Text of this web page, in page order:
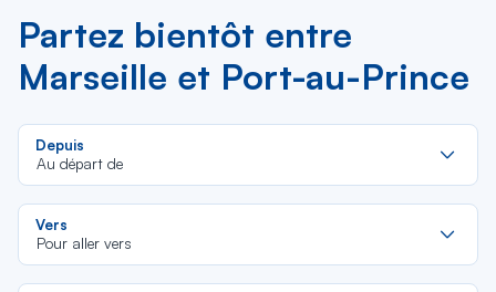
Partez bientôt entre
Marseille et Port-au-Prince
Depuis
Au départ de
Vers
Pour aller vers